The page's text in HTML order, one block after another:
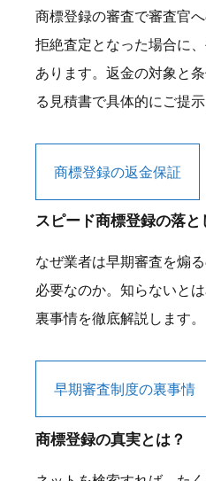
商標登録の審査で審査官
拒絶査定となった場合に
あります。返金の対象と
る見積書で具体的にご提示
商標登録の返金保証
スピード商標登録の落と
なぜ業者は早期審査を煽
必要なのか。知らないと
裏事情を徹底解説します。
早期審査制度の裏事情
商標登録の真実とは？